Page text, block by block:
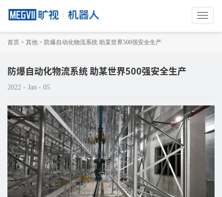
切
换
首页 > 其他 > 防爆自动化物流系统 助某世界500强安全生产
防爆自动化物流系统 助某世界500强安全生产
2022 - Jan - 05